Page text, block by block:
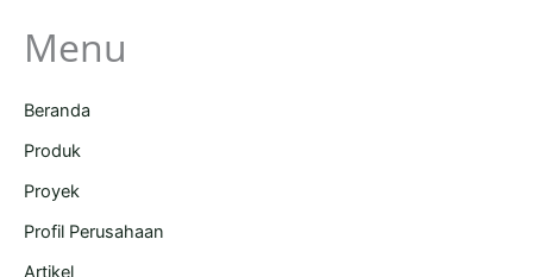
Menu
Beranda
Produk
Proyek
Profil Perusahaan
Artikel